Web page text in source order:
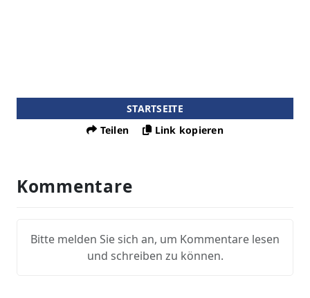
STARTSEITE
Teilen
Link kopieren
Kommentare
Bitte melden Sie sich an, um Kommentare lesen
und schreiben zu können.